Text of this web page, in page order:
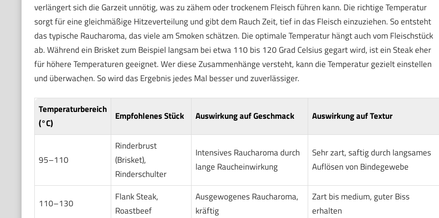
verlängert sich die Garzeit unnötig, was zu zähem oder trockenem Fleisch führen kann. Die richtige Temperatur
sorgt für eine gleichmäßige Hitzeverteilung und gibt dem Rauch Zeit, tief in das Fleisch einzuziehen. So entsteht
das typische Raucharoma, das viele am Smoken schätzen. Die optimale Temperatur hängt auch vom Fleischstück
ab. Während ein Brisket zum Beispiel langsam bei etwa 110 bis 120 Grad Celsius gegart wird, ist ein Steak eher
für höhere Temperaturen geeignet. Wer diese Zusammenhänge versteht, kann die Temperatur gezielt einstellen
und überwachen. So wird das Ergebnis jedes Mal besser und zuverlässiger.
Temperaturbereich
(°C)
Empfohlenes Stück Auswirkung auf Geschmack Auswirkung auf Textur
95–110
Rinderbrust
(Brisket),
Rinderschulter
Intensives Raucharoma durch
lange Raucheinwirkung
Sehr zart, saftig durch langsames
Auflösen von Bindegewebe
110–130
Flank Steak,
Roastbeef
Ausgewogenes Raucharoma,
kräftig
Zart bis medium, guter Biss
erhalten